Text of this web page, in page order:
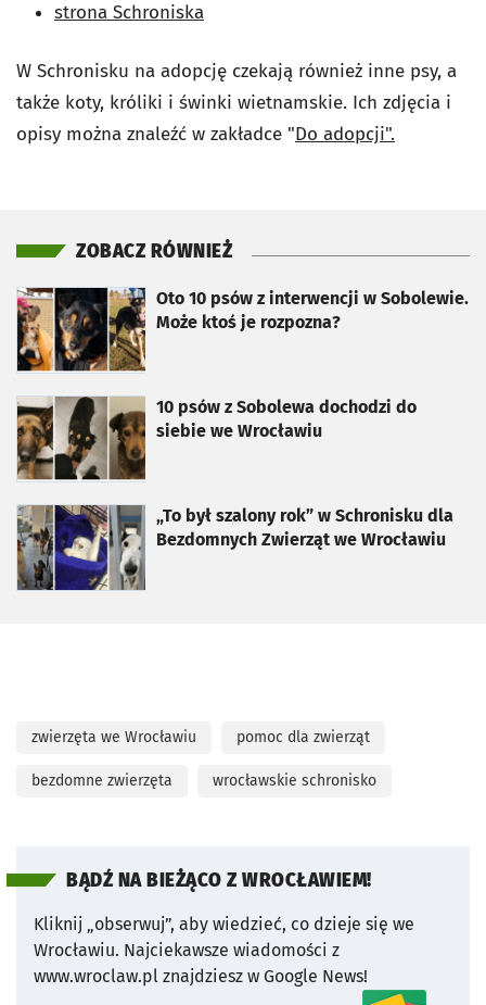
strona Schroniska
W Schronisku na adopcję czekają również inne psy, a
także koty, króliki i świnki wietnamskie. Ich zdjęcia i
opisy można znaleźć w zakładce "Do adopcji".
ZOBACZ RÓWNIEŻ
Oto 10 psów z interwencji w Sobolewie.
Może ktoś je rozpozna?
otworzy się w nowej karcie
10 psów z Sobolewa dochodzi do
siebie we Wrocławiu
otworzy się w nowej karcie
„To był szalony rok” w Schronisku dla
Bezdomnych Zwierząt we Wrocławiu
otworzy się w nowej karcie
zwierzęta we Wrocławiu pomoc dla zwierząt
bezdomne zwierzęta wrocławskie schronisko
BĄDŹ NA BIEŻĄCO Z WROCŁAWIEM!
Kliknij „obserwuj”, aby wiedzieć, co dzieje się we
Wrocławiu. Najciekawsze wiadomości z
www.wroclaw.pl znajdziesz w Google News!